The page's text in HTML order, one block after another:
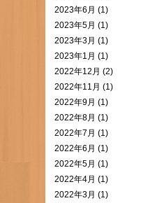
2023年6月 (1)
2023年5月 (1)
2023年3月 (1)
2023年1月 (1)
2022年12月 (2)
2022年11月 (1)
2022年9月 (1)
2022年8月 (1)
2022年7月 (1)
2022年6月 (1)
2022年5月 (1)
2022年4月 (1)
2022年3月 (1)